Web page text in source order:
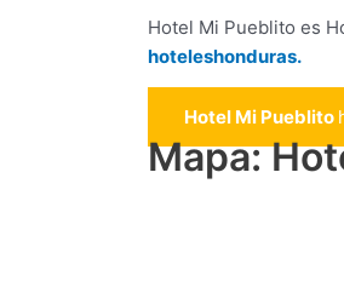
Hotel Mi Pueblito es
hoteleshonduras.
Hotel Mi Pueblito
Mapa: